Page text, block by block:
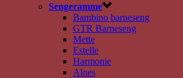
Sengeramme
Bambino barneseng
GTR Barneseng
Mette
Estelle
Harmonie
Alnes